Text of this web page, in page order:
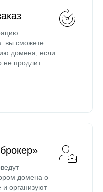
вы сможете
домена, если
не продлит.
домена о
организуют